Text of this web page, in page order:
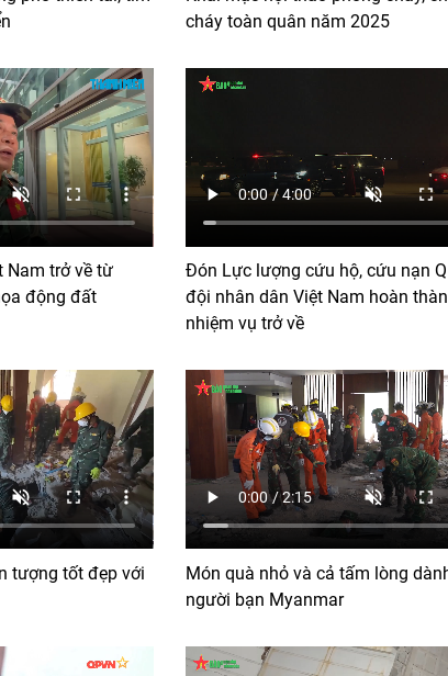
cháy toàn quân năm 2025
Nam trở về từ
động đất
Đón Lực lượng cứu hộ, cứu nạn
đội nhân dân Việt Nam hoàn
nhiệm vụ trở về
tượng tốt đẹp với
Món quà nhỏ và cả tấm lòng
người bạn Myanmar